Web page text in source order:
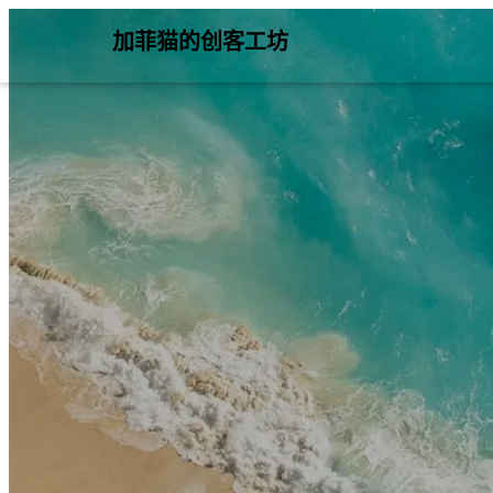
加菲猫的创客工坊